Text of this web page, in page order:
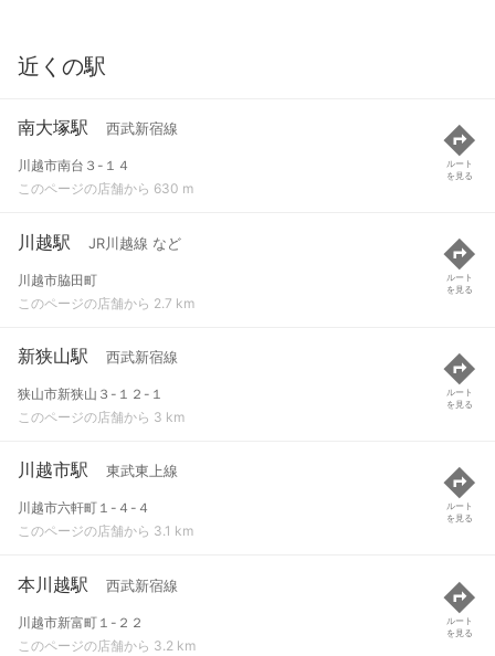
近くの駅
南大塚駅 西武新宿線
川越市南台３-１４
このページの店舗から 630 m
ルート
を見る
川越駅 JR川越線 など
川越市脇田町
このページの店舗から 2.7 km
ルート
を見る
新狭山駅 西武新宿線
狭山市新狭山３-１２-１
このページの店舗から 3 km
ルート
を見る
川越市駅 東武東上線
川越市六軒町１-４-４
このページの店舗から 3.1 km
ルート
を見る
本川越駅 西武新宿線
川越市新富町１-２２
このページの店舗から 3.2 km
ルート
を見る